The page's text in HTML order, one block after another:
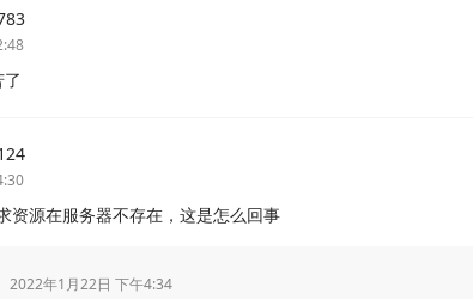
资源在服务器不存在，这是怎么回事
2022年1月22日 下午4:34